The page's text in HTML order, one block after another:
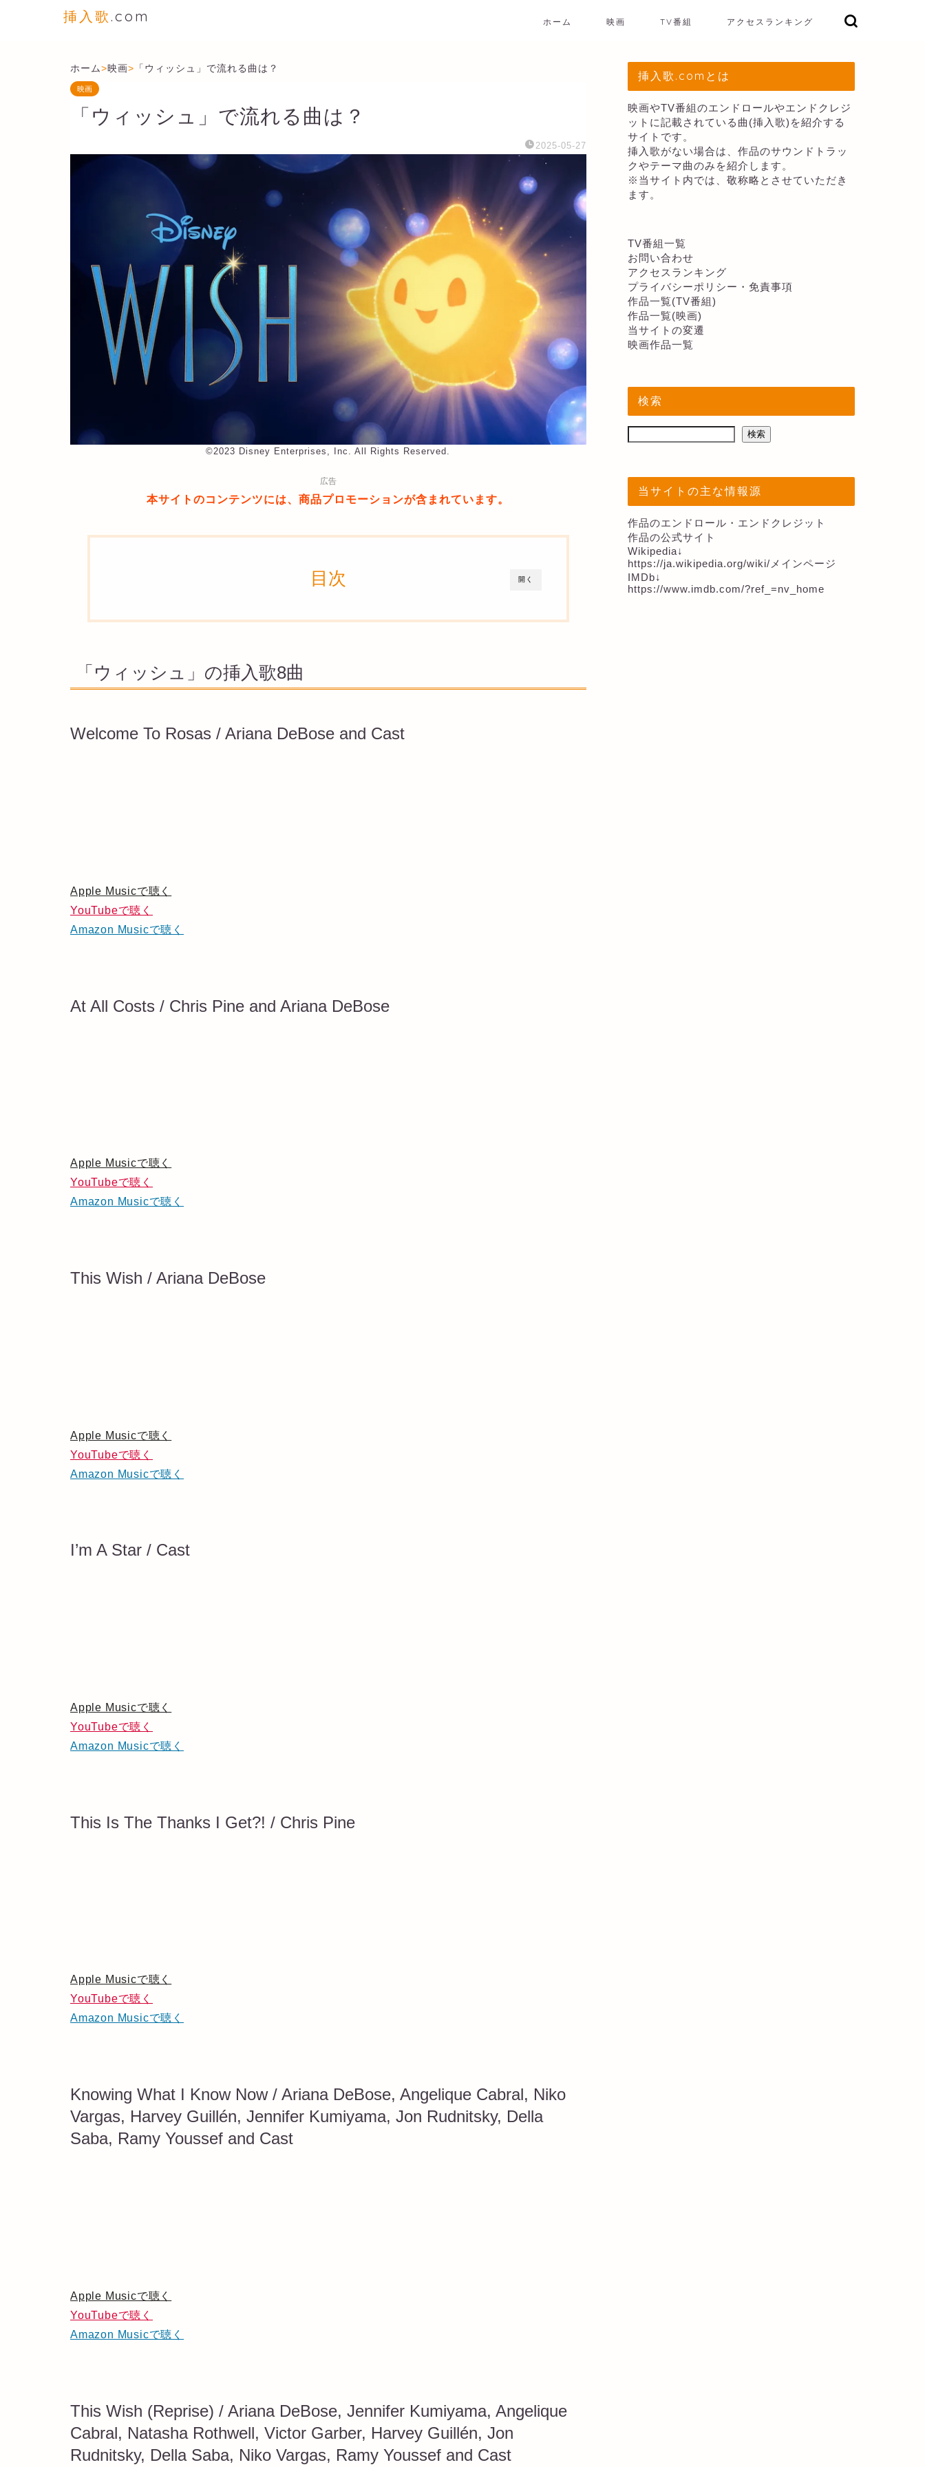
挿入歌.com ホーム 映画 TV番組 アクセスランキング
ホーム>映画> 「ウィッシュ」で流れる曲は？
映画
「ウィッシュ」で流れる曲は？
2025-05-27
©︎2023 Disney Enterprises, Inc. All Rights Reserved.
広告
本サイトのコンテンツには、商品プロモーションが含まれています。
開く
目次
「ウィッシュ」の挿入歌8曲
Welcome To Rosas / Ariana DeBose and Cast
Apple Musicで聴く
YouTubeで聴く
Amazon Musicで聴く
At All Costs / Chris Pine and Ariana DeBose
Apple Musicで聴く
YouTubeで聴く
Amazon Musicで聴く
This Wish / Ariana DeBose
Apple Musicで聴く
YouTubeで聴く
Amazon Musicで聴く
I’m A Star / Cast
Apple Musicで聴く
YouTubeで聴く
Amazon Musicで聴く
This Is The Thanks I Get?! / Chris Pine
Apple Musicで聴く
YouTubeで聴く
Amazon Musicで聴く
Knowing What I Know Now / Ariana DeBose, Angelique Cabral, Niko
Vargas, Harvey Guillén, Jennifer Kumiyama, Jon Rudnitsky, Della
Saba, Ramy Youssef and Cast
Apple Musicで聴く
YouTubeで聴く
Amazon Musicで聴く
This Wish (Reprise) / Ariana DeBose, Jennifer Kumiyama, Angelique
Cabral, Natasha Rothwell, Victor Garber, Harvey Guillén, Jon
Rudnitsky, Della Saba, Niko Vargas, Ramy Youssef and Cast
挿入歌.comとは
映画やTV番組のエンドロールやエンドクレジ
ットに記載されている曲(挿入歌)を紹介する
サイトです。
挿入歌がない場合は、作品のサウンドトラッ
クやテーマ曲のみを紹介します。
※当サイト内では、敬称略とさせていただき
ます。
TV番組一覧
お問い合わせ
アクセスランキング
プライバシーポリシー・免責事項
作品一覧(TV番組)
作品一覧(映画)
当サイトの変遷
映画作品一覧
検索
検索
当サイトの主な情報源
作品のエンドロール・エンドクレジット
作品の公式サイト
Wikipedia↓
https://ja.wikipedia.org/wiki/メインページ
IMDb↓
https://www.imdb.com/?ref_=nv_home